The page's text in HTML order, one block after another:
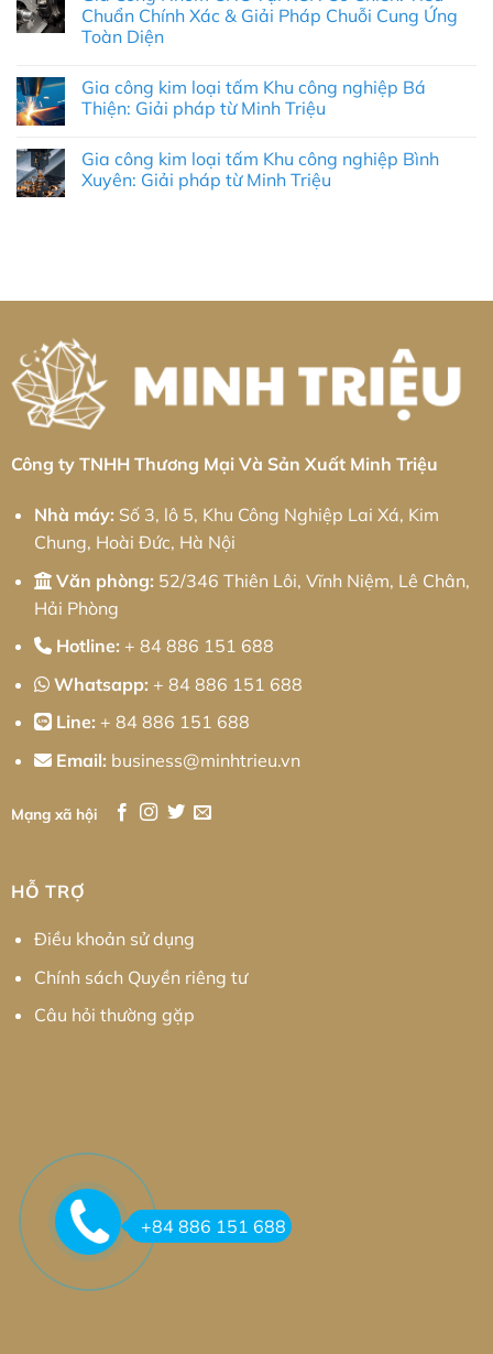
Tại
Khu
Công
Đéc:
Giải
Pháp
Chính
Xác
Toàn
Diện
luận
ở
Công
Công
Nghiệp
Lào
Pháp
Tự
Động
Chuẩn Chính Xác & Giải Pháp Chuỗi Cung Ứng
Toàn Diện
bình
luận
Nhôm
CNC
Tại
&
Chuỗi
Cung
Ứng
Toàn
Diện
Gia công kim loại tấm Khu công nghiệp Bá
Thiện: Giải pháp từ Minh Triệu
bình
luận
ở
nghiệp
Giải
pháp
từ
Minh
Triệu
Gia công kim loại tấm Khu công nghiệp Bình
Xuyên: Giải pháp từ Minh Triệu
kim
Khu
công
nghiệp
Bình
Xuyên:
Giải
pháp
Minh
Triệu
Công ty TNHH Thương Mại Và Sản Xuất Minh Triệu
Nhà máy: Số 3, lô 5, Khu Công Nghiệp Lai Xá, Kim
Chung, Hoài Đức, Hà Nội
Văn phòng: 52/346 Thiên Lôi, Vĩnh Niệm, Lê Chân,
Hải Phòng
Hotline: + 84 886 151 688
Whatsapp: + 84 886 151 688
Line: + 84 886 151 688
Email: business@minhtrieu.vn
Mạng xã hội
HỖ TRỢ
Điều khoản sử dụng
Chính sách Quyền riêng tư
Câu hỏi thường gặp
+84 886 151 688